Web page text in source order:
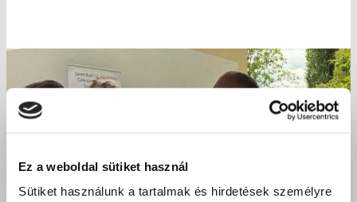
Ez a weboldal sütiket használ
Sütiket használunk a tartalmak és hirdetések személyre